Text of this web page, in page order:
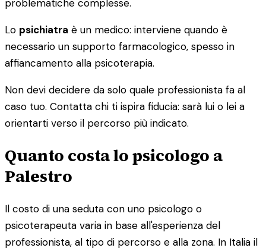
problematiche complesse.
Lo psichiatra è un medico: interviene quando è
necessario un supporto farmacologico, spesso in
affiancamento alla psicoterapia.
Non devi decidere da solo quale professionista fa al
caso tuo. Contatta chi ti ispira fiducia: sarà lui o lei a
orientarti verso il percorso più indicato.
Quanto costa lo psicologo a
Palestro
Il costo di una seduta con uno psicologo o
psicoterapeuta varia in base all'esperienza del
professionista, al tipo di percorso e alla zona. In Italia il